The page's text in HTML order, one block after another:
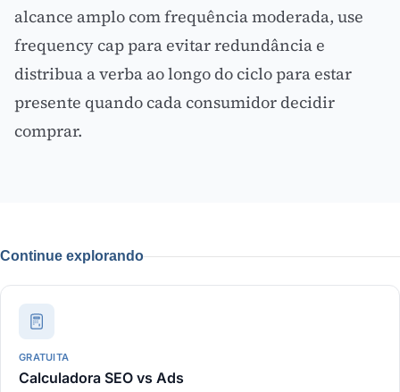
alcance amplo com frequência moderada, use
frequency cap para evitar redundância e
distribua a verba ao longo do ciclo para estar
presente quando cada consumidor decidir
comprar.
Continue explorando
GRATUITA
Calculadora SEO vs Ads